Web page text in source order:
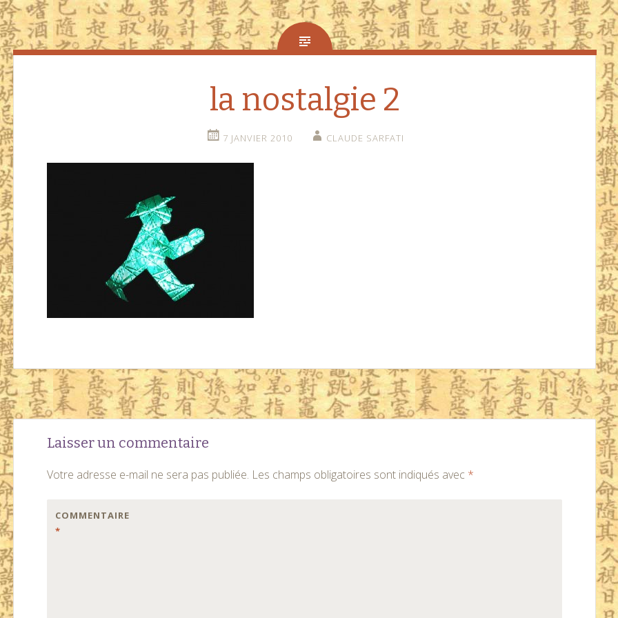
la nostalgie 2
7 JANVIER 2010 CLAUDE SARFATI
Navigation
des
articles
←
Laisser un commentaire
Votre adresse e-mail ne sera pas publiée. Les champs obligatoires sont indiqués avec *
COMMENTAIRE
*